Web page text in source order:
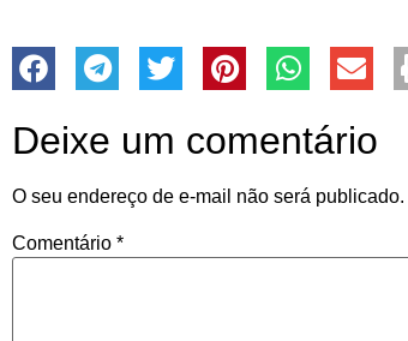
Deixe um comentário
O seu endereço de e-mail não será publicado.
Comentário *